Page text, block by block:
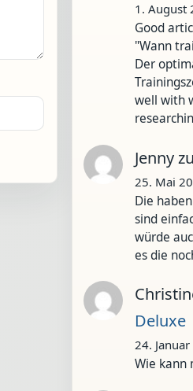
1. August
Good
"Wann
Der
well with
Jennyzu
25. Mai
Die
sind
würde
es die
Deluxe
24.
Wie kann